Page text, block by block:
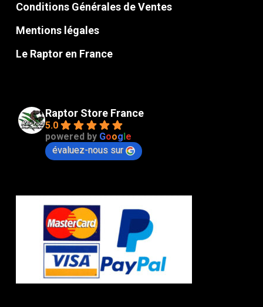
Conditions Générales de Ventes
Mentions légales
Le Raptor en France
Raptor Store France
5.0
powered by Goog e
évaluez-nous sur